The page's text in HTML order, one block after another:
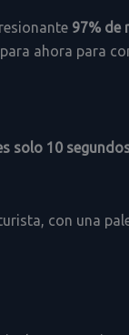
97% de
ahora para
solo 10
con una